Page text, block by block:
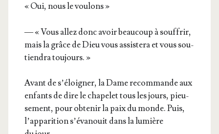
« Oui, nous le voulons »
— « Vous allez donc avoir beau­coup à souf­frir,
mais la grâce de Dieu vous assis­te­ra et vous sou­
tien­dra toujours. »
Avant de s’é­loi­gner, la Dame recom­mande aux
enfants de dire le cha­pe­let tous les jours, pieu­
se­ment, pour obte­nir la paix du monde. Puis,
l’ap­pa­ri­tion s’é­va­nouit dans la lumière